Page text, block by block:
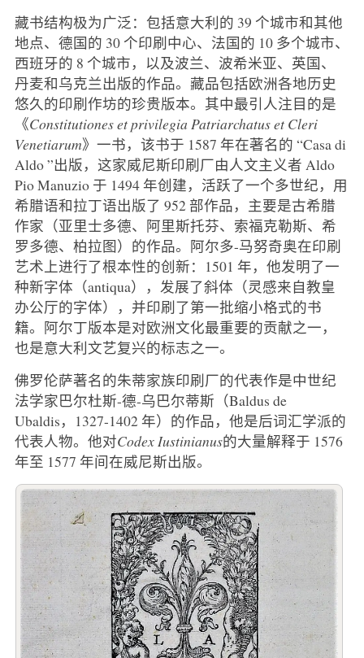
藏书结构极为广泛：包括意大利的 39 个城市和其他
地点、德国的 30 个印刷中心、法国的 10 多个城市、
西班牙的 8 个城市，以及波兰、波希米亚、英国、
丹麦和乌克兰出版的作品。藏品包括欧洲各地历史
悠久的印刷作坊的珍贵版本。其中最引人注目的是
《Constitutiones et privilegia Patriarchatus et Cleri
Venetiarum》一书，该书于 1587 年在著名的 “Casa di
Aldo ”出版，这家威尼斯印刷厂由人文主义者 Aldo
Pio Manuzio 于 1494 年创建，活跃了一个多世纪，用
希腊语和拉丁语出版了 952 部作品，主要是古希腊
作家（亚里士多德、阿里斯托芬、索福克勒斯、希
罗多德、柏拉图）的作品。阿尔多-马努奇奥在印刷
艺术上进行了根本性的创新：1501 年，他发明了一
种新字体（antiqua），发展了斜体（灵感来自教皇
办公厅的字体），并印刷了第一批缩小格式的书
籍。阿尔丁版本是对欧洲文化最重要的贡献之一，
也是意大利文艺复兴的标志之一。
佛罗伦萨著名的朱蒂家族印刷厂的代表作是中世纪
法学家巴尔杜斯-德-乌巴尔蒂斯（Baldus de
Ubaldis，1327-1402 年）的作品，他是后词汇学派的
代表人物。他对Codex Iustinianus的大量解释于 1576
年至 1577 年间在威尼斯出版。